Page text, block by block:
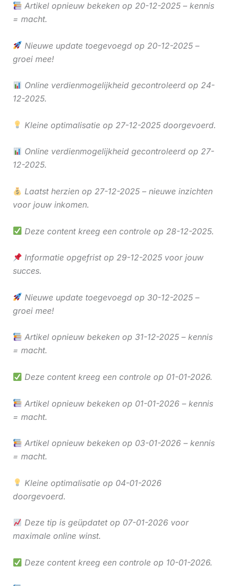
Artikel opnieuw bekeken op 20-12-2025 – kennis
= macht.
Nieuwe update toegevoegd op 20-12-2025 –
groei mee!
Online verdienmogelijkheid gecontroleerd op 24-
12-2025.
Kleine optimalisatie op 27-12-2025 doorgevoerd.
Online verdienmogelijkheid gecontroleerd op 27-
12-2025.
Laatst herzien op 27-12-2025 – nieuwe inzichten
voor jouw inkomen.
Deze content kreeg een controle op 28-12-2025.
Informatie opgefrist op 29-12-2025 voor jouw
succes.
Nieuwe update toegevoegd op 30-12-2025 –
groei mee!
Artikel opnieuw bekeken op 31-12-2025 – kennis
= macht.
Deze content kreeg een controle op 01-01-2026.
Artikel opnieuw bekeken op 01-01-2026 – kennis
= macht.
Artikel opnieuw bekeken op 03-01-2026 – kennis
= macht.
Kleine optimalisatie op 04-01-2026
doorgevoerd.
Deze tip is geüpdatet op 07-01-2026 voor
maximale online winst.
Deze content kreeg een controle op 10-01-2026.